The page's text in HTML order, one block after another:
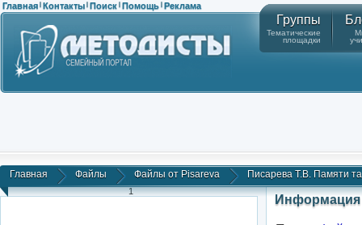
Главная | Контакты | Поиск | Помощь | Реклама
Группы
Тематические
площадки
Главная Файлы Файлы от Pisareva Писарева Т.В. Памяти
1
Информация